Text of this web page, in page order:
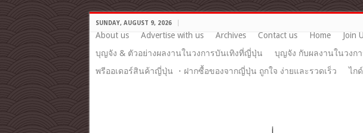
SUNDAY, AUGUST 9, 2026
About us Advertise with us Archives Contact us Home Join
บุญจัง & ตัวอย่างผลงานในวงการบันเทิงที่ญี่ปุ่น
บุญจัง กับผลงานในวงก
พรีออเดอร์สินค้าญี่ปุ่น ・ฝากซื้อของจากญี่ปุ่น ถูกใจ ง่ายและรวดเร็ว
ไก